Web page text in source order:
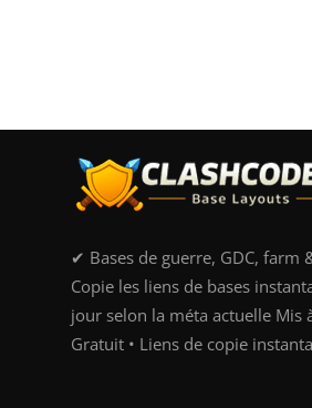
✔ Bases de guerre, GDC, farm
Copie les liens de bases
jour selon la méta actuelle Mis
Gratuit • Liens de copie